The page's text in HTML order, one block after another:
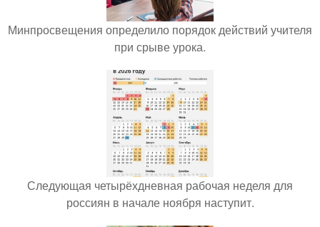
Минпросвещения определило порядок действий учителя
при срыве урока.
Следующая четырёхдневная рабочая неделя для
россиян в начале ноября наступит.